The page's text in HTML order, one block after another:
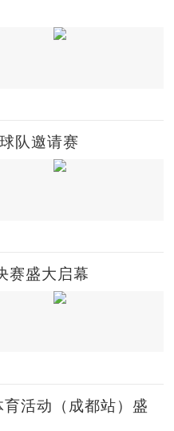
队邀请赛
赛盛大启幕
活动（成都站）盛